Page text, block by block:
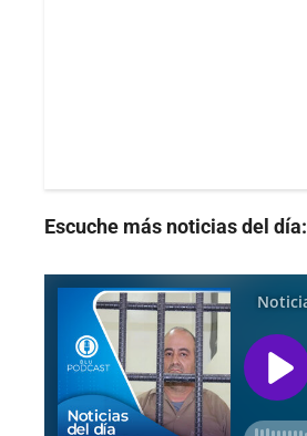
Escuche más noticias del día: